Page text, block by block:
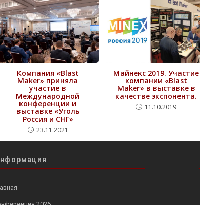
Компания «Blast
Maker» приняла
участие в
Международной
конференции и
выставке «Уголь
Россия и СНГ»
23.11.2021
Майнекс 2019. Участие
компании «Blast
Maker» в выставке в
качестве экспонента.
11.10.2019